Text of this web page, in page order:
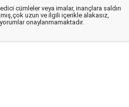
cümleler veya imalar, inançlara saldırı
uzun ve ilgili içerikle alakasız,
onaylanmamaktadır.